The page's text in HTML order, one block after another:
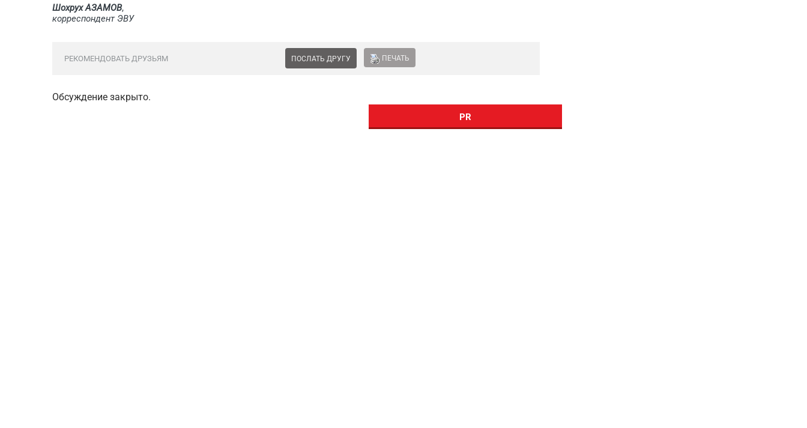
Шохрух АЗАМОВ,
корреспондент ЭВУ
РЕКОМЕНДОВАТЬ ДРУЗЬЯМ ПОСЛАТЬ ДРУГУ ПЕЧАТЬ
Обсуждение закрыто.
PR